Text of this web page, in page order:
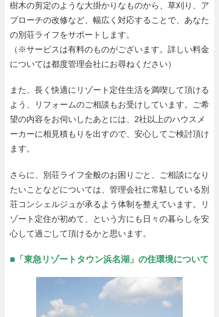
樹木の剪定のような大掛かりなものから、草刈り、ア
プローチの改修など、幅広く対応することで、あなた
の別荘ライフをサポートします。
（※サービスは有料のものがございます。詳しい料金
については都度管理会社にお尋ねください）
また、長く快適にリゾート定住生活を満喫して頂ける
よう、リフォームのご相談もお受けしています。ご希
望の内容をお伺いしたあとには、2社以上のハウスメ
ーカーに相見積もりを出すので、安心してご検討頂け
ます。
さらに、別荘ライフ全般のお困りごと、ご相談になり
たいことなどについては、管理会社に常駐している別
荘コンシェルジュが承るよう体制を整えています。リ
ゾート定住が初めて、という方にも日々の暮らしを安
心して過ごして頂けるかと思います。
■「東急リゾートタウン浜名湖」の住環境について